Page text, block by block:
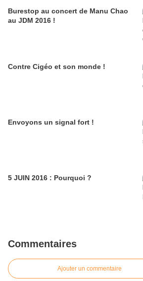
Burestop au concert de Manu Chao
au JDM 2016 !
Contre Cigéo et son monde !
Envoyons un signal fort !
5 JUIN 2016 : Pourquoi ?
Commentaires
Ajouter un commentaire